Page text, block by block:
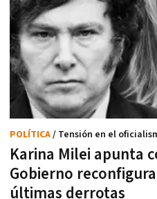
Karina Milei apunta
Gobierno
últimas derrotas
POLÍTICA/ Tensión en el